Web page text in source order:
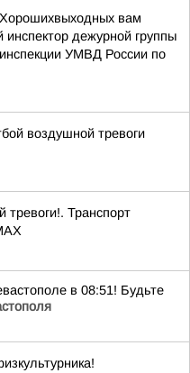
вам
дежурной группы
УМВД России по
воздушной тревоги
тревоги!. Транспорт
в 08:51! Будьте